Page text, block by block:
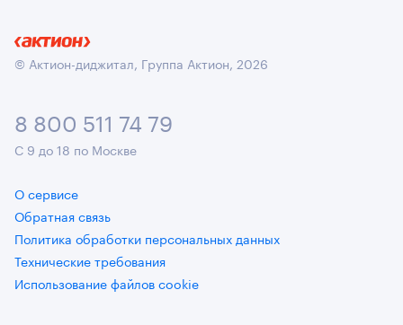
© Актион-диджитал, Группа Актион, 2026
8 800 511 74 79
С 9 до 18 по Москве
О сервисе
Обратная связь
Политика обработки персональных данных
Технические требования
Использование файлов cookie